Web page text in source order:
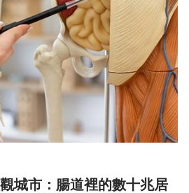
城市：腸道裡的數十兆居